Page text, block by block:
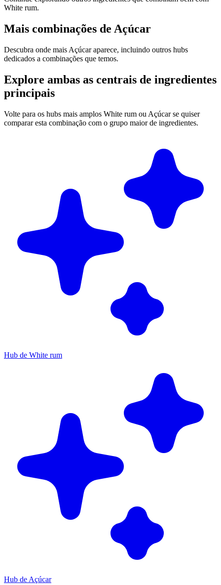
White rum.
Mais combinações de Açúcar
Descubra onde mais Açúcar aparece, incluindo outros hubs
dedicados a combinações que temos.
Explore ambas as centrais de ingredientes
principais
Volte para os hubs mais amplos White rum ou Açúcar se quiser
comparar esta combinação com o grupo maior de ingredientes.
Hub de White rum
Hub de Açúcar